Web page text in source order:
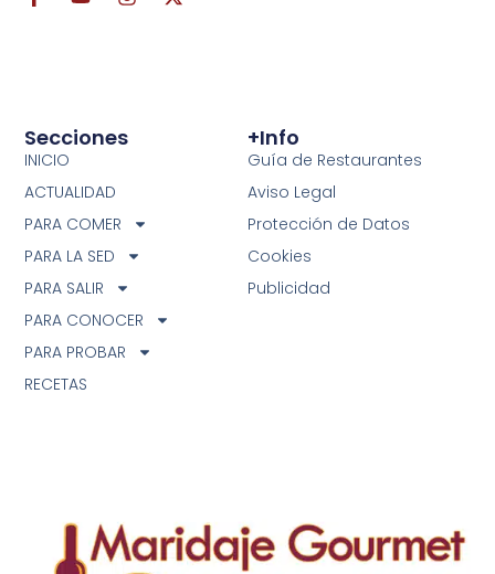
+info
Guía de Restaurantes
Aviso Legal
Protección de Datos
Cookies
Publicidad
Secciones
INICIO
ACTUALIDAD
PARA COMER
PARA LA SED
PARA SALIR
PARA CONOCER
PARA PROBAR
RECETAS